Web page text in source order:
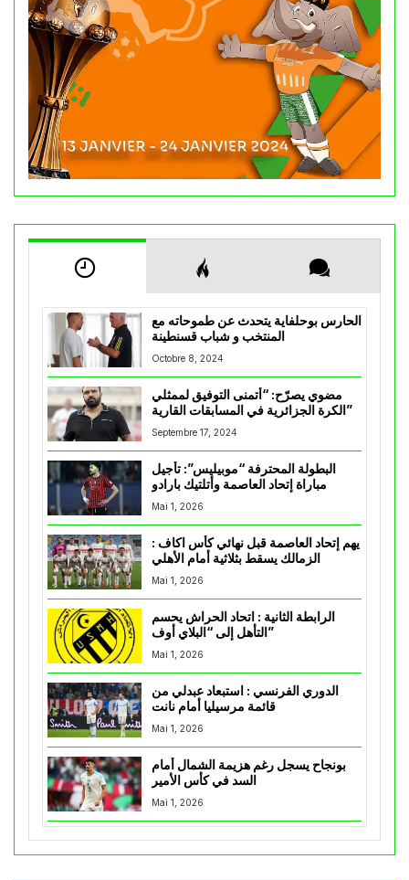
الحارس بوحلفاية يتحدث عن طموحاته مع
المنتخب و شباب قسنطينة
Octobre 8, 2024
مضوي يصرّح: “أتمنى التوفيق لممثلي
الكرة الجزائرية في المسابقات القارية”
Septembre 17, 2024
البطولة المحترفة “موبيليس”: تأجيل
مباراة إتحاد العاصمة وأتلتيك بارادو
Mai 1, 2026
يهم إتحاد العاصمة قبل نهائي كأس اكاف :
Mai 1, 2026
الرابطة الثانية : اتحاد الحراش يحسم
التأهل إلى “البلاي أوف”
Mai 1, 2026
الدوري الفرنسي : استبعاد عبدلي من
قائمة مرسيليا أمام نانت
Mai 1, 2026
بونجاح يسجل رغم هزيمة الشمال أمام
السد في كأس الأمير
Mai 1, 2026